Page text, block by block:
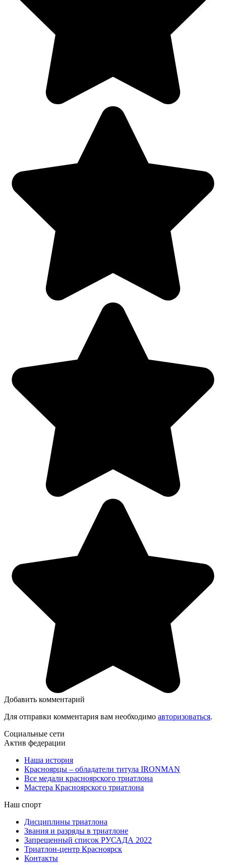
Добавить комментарий
Для отправки комментария вам необходимо авторизоваться.
Социальные сети
Актив федерации
Наша история
Красноярцы – обладатели титула IRONMAN
Все медали красноярского триатлона
Мастера Красноярского триатлона
Наш спорт
Дисциплины триатлона
Звания и разряды в триатлоне
Запрещенный список РУСАДА 2022
Триатлон-центр Красноярск
Контакты